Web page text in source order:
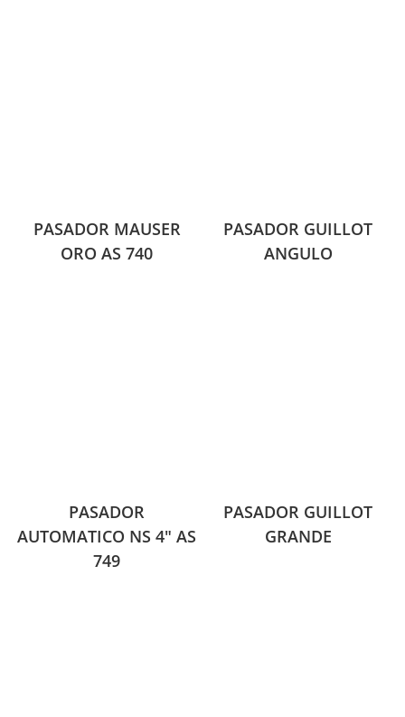
PASADOR MAUSER
ORO AS 740
PASADOR GUILLOT
ANGULO
PASADOR
AUTOMATICO NS 4″ AS
749
PASADOR GUILLOT
GRANDE